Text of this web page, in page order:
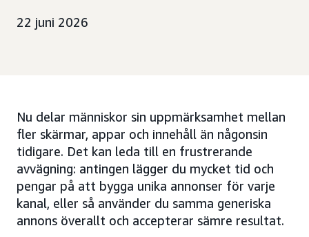
22 juni 2026
Nu delar människor sin uppmärksamhet mellan
fler skärmar, appar och innehåll än någonsin
tidigare. Det kan leda till en frustrerande
avvägning: antingen lägger du mycket tid och
pengar på att bygga unika annonser för varje
kanal, eller så använder du samma generiska
annons överallt och accepterar sämre resultat.